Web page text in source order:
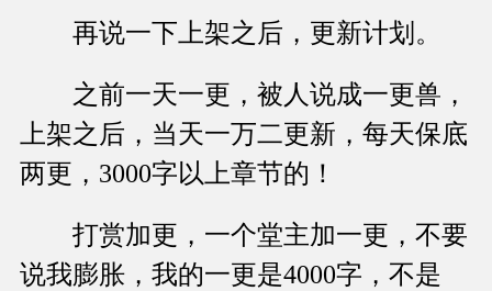
再说一下上架之后，更新计划。
之前一天一更，被人说成一更兽，
上架之后，当天一万二更新，每天保底
两更，3000字以上章节的！
打赏加更，一个堂主加一更，不要
说我膨胀，我的一更是4000字，不是